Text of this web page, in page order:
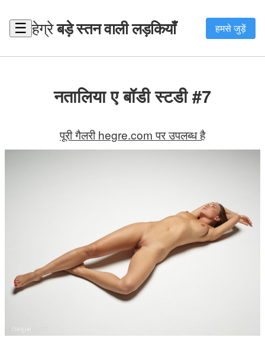
☰ हेग्रेबड़े स्तन वाली लड़कियाँ हमसे जुड़ें
नतालिया ए बॉडी स्टडी #7
पूरी गैलरी hegre.com पर उपलब्ध है